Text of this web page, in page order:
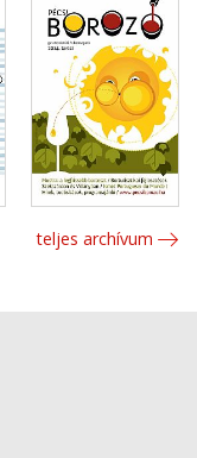
teljes archívum